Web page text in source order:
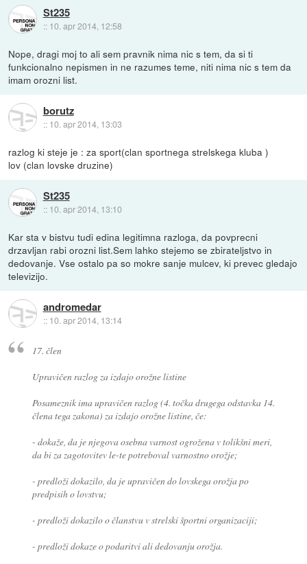
St235
:: 10. apr 2014, 12:58
Nope, dragi moj to ali sem pravnik nima nic s tem, da si ti
funkcionalno nepismen in ne razumes teme, niti nima nic s tem da
imam orozni list.
borutz
:: 10. apr 2014, 13:03
razlog ki steje je : za sport(clan sportnega strelskega kluba )
lov (clan lovske druzine)
St235
:: 10. apr 2014, 13:10
Kar sta v bistvu tudi edina legitimna razloga, da povprecni
drzavljan rabi orozni list.Sem lahko stejemo se zbirateljstvo in
dedovanje. Vse ostalo pa so mokre sanje mulcev, ki prevec gledajo
televizijo.
andromedar
:: 10. apr 2014, 13:14
17. člen
Upravičen razlog za izdajo orožne listine
Posameznik ima upravičen razlog (4. točka drugega odstavka 14.
člena tega zakona) za izdajo orožne listine, če:
- dokaže, da je njegova osebna varnost ogrožena v tolikšni meri,
da bi za zagotovitev le-te potreboval varnostno orožje;
- predloži dokazilo, da je upravičen do lovskega orožja po
predpisih o lovstvu;
- predloži dokazilo o članstvu v strelski športni organizaciji;
- predloži dokaze o podaritvi ali dedovanju orožja.